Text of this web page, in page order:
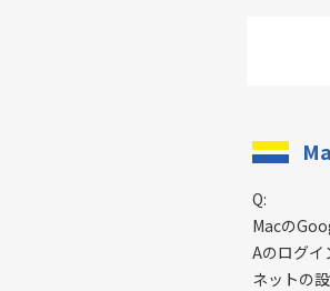
Q:
Macの
Aのログイ
ネットの